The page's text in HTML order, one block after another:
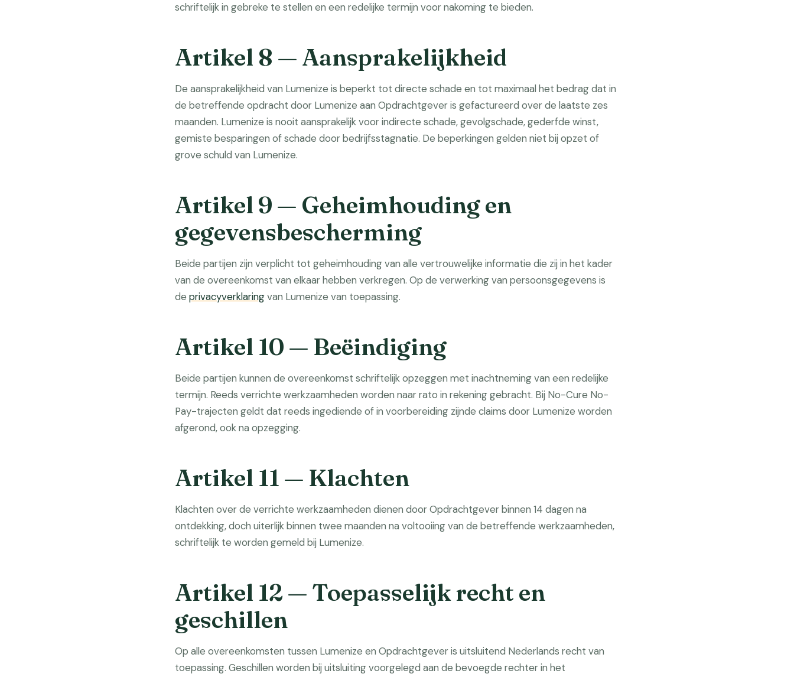
schriftelijk in gebreke te stellen en een redelijke termijn voor nakoming te bieden.
Artikel 8 — Aansprakelijkheid
De aansprakelijkheid van Lumenize is beperkt tot directe schade en tot maximaal het bedrag dat in
de betreffende opdracht door Lumenize aan Opdrachtgever is gefactureerd over de laatste zes
maanden. Lumenize is nooit aansprakelijk voor indirecte schade, gevolgschade, gederfde winst,
gemiste besparingen of schade door bedrijfsstagnatie. De beperkingen gelden niet bij opzet of
grove schuld van Lumenize.
Artikel 9 — Geheimhouding en
gegevensbescherming
Beide partijen zijn verplicht tot geheimhouding van alle vertrouwelijke informatie die zij in het kader
van de overeenkomst van elkaar hebben verkregen. Op de verwerking van persoonsgegevens is
de privacyverklaringvan Lumenize van toepassing.
Artikel 10 — Beëindiging
Beide partijen kunnen de overeenkomst schriftelijk opzeggen met inachtneming van een redelijke
termijn. Reeds verrichte werkzaamheden worden naar rato in rekening gebracht. Bij No-Cure No-
Pay-trajecten geldt dat reeds ingediende of in voorbereiding zijnde claims door Lumenize worden
afgerond, ook na opzegging.
Artikel 11 — Klachten
Klachten over de verrichte werkzaamheden dienen door Opdrachtgever binnen 14 dagen na
ontdekking, doch uiterlijk binnen twee maanden na voltooiing van de betreffende werkzaamheden,
schriftelijk te worden gemeld bij Lumenize.
Artikel 12 — Toepasselijk recht en
geschillen
Op alle overeenkomsten tussen Lumenize en Opdrachtgever is uitsluitend Nederlands recht van
toepassing. Geschillen worden bij uitsluiting voorgelegd aan de bevoegde rechter in het